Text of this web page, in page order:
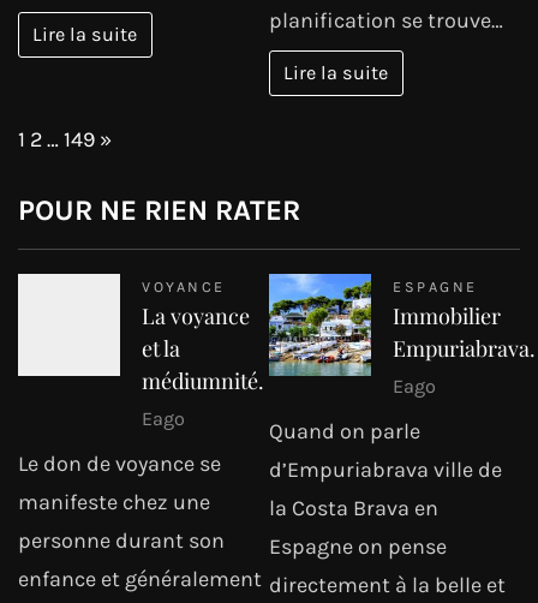
Lire la suite
planification se trouve…
Lire la suite
Page:
1 2…149 Next
»
POUR NE RIEN RATER
VOYANCE
La voyance
et la
médiumnité.
Eago
Le don de voyance se
manifeste chez une
personne durant son
enfance et généralement
ESPAGNE
Immobilier
Empuriabrava.
Eago
Quand on parle
d’Empuriabrava ville de
la Costa Brava en
Espagne on pense
directement à la belle et